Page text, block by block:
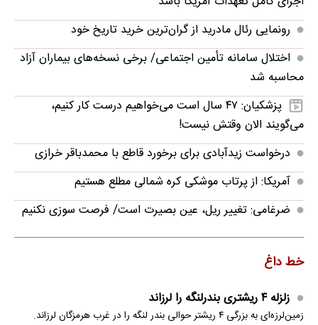
رونمایی رئال مادرید از گران‌ترین خرید تاریخ خود
اختلال سامانه تأمین اجتماعی/ برخی نسخه‌های بیماران آزاد
محاسبه شد
پزشکیان: ۴۷ سال است می‌خواهیم درست کار کنیم،
می‌گویند الان وقتش نیست!
درخواست زیدآبادی برای برخورد قاطع با محمدباقر خرازی
آمریکا: از پرتاب موشکی کره شمالی مطلع هستیم
ضرغامی: تغییر ریل، عین بصیرت است/ فرصت سوزی نکنیم
خط داغ
زلزله ۴ ریشتری بندرلنگه را لرزاند
زمین‌لرزه‌ای به بزرگی ۴ ریشتر حوالی بندر لنگه را در غرب هرمزگان لرزاند.